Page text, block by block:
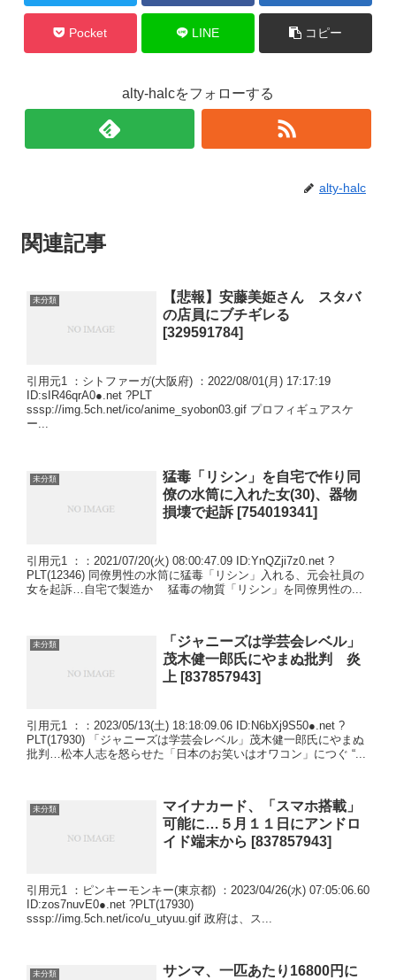
Pocket LINE コピー
alty-halcをフォローする
alty-halc
関連記事
未分類
【悲報】安藤美姫さん スタバ
の店員にブチギレる
[329591784]
引用元1 ：シトファーガ(大阪府) ：2022/08/01(月) 17:17:19
ID:sIR46qrA0●.net ?PLT
sssp://img.5ch.net/ico/anime_syobon03.gif プロフィギュアスケ
ー...
未分類
猛毒「リシン」を自宅で作り同
僚の水筒に入れた女(30)、器物
損壊で起訴 [754019341]
引用元1 ：：2021/07/20(火) 08:00:47.09 ID:YnQZji7z0.net ?
PLT(12346) 同僚男性の水筒に猛毒「リシン」入れる、元会社員の
女を起訴…自宅で製造か 猛毒の物質「リシン」を同僚男性の...
未分類
「ジャニーズは学芸会レベル」
茂木健一郎氏にやまぬ批判 炎
上 [837857943]
引用元1 ：：2023/05/13(土) 18:18:09.06 ID:N6bXj9S50●.net ?
PLT(17930) 「ジャニーズは学芸会レベル」茂木健一郎氏にやまぬ
批判…松本人志を怒らせた「日本のお笑いはオワコン」につぐ “...
未分類
マイナカード、「スマホ搭載」
可能に…５月１１日にアンドロ
イド端末から [837857943]
引用元1 ：ピンキーモンキー(東京都) ：2023/04/26(水) 07:05:06.60
ID:zos7nuvE0●.net ?PLT(17930)
sssp://img.5ch.net/ico/u_utyuu.gif 政府は、ス...
未分類
サンマ、一匹あたり16800円に